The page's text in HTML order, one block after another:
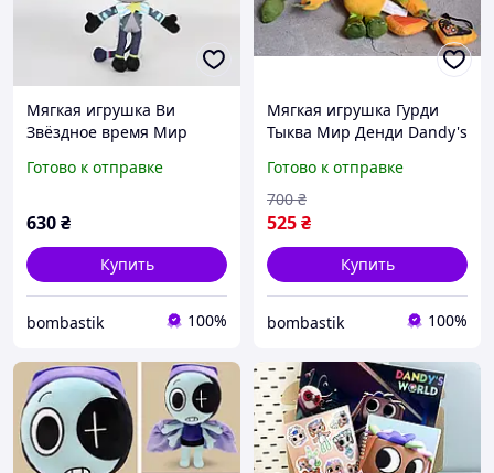
Мягкая игрушка Ви
Звёздное время Мир
Roblox
Готово к отправке
630₴
Купить
bombastik 100%
Мягкая игрушка Гурди
Тыква Мир Денди Dandy's
Готово к отправке
525₴
700 ₴
Купить
bombastik 100%